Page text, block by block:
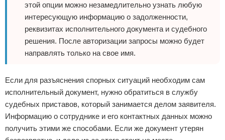
этой опции можно незамедлительно узнать любую
интересующую информацию о задолженности,
реквизитах исполнительного документа и судебного
решения. После авторизации запросы можно будет
направлять только на свое имя.
Если для разъяснения спорных ситуаций необходим сам
исполнительный документ, нужно обратиться в службу
судебных приставов, который занимается делом заявителя.
Информацию о сотруднике и его контактных данных можно
получить этими же способами. Если же документ утерян